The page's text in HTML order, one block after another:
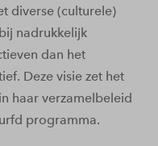
diverse (culturele)
nadrukkelijk
dan het
Deze visie zet het
haar verzamelbeleid
programma.